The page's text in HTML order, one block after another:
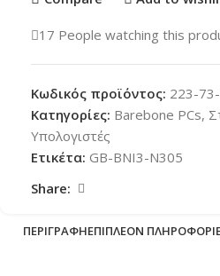
17 People watching this
Κωδικός προϊόντος: 223-
Κατηγορίες: Barebone PCs,
Υπολογιστές
Ετικέτα: GB-BNI3-N305
Share:
ΠΕΡΙΓΡΑΦΉΕΠΙΠΛΈΟΝ